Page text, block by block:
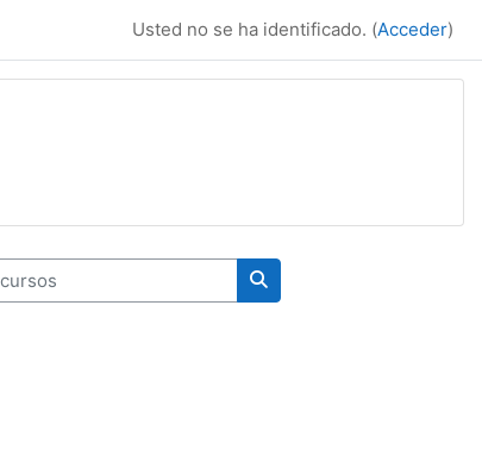
Usted no se ha identificado. (Acceder)
Buscar cursos